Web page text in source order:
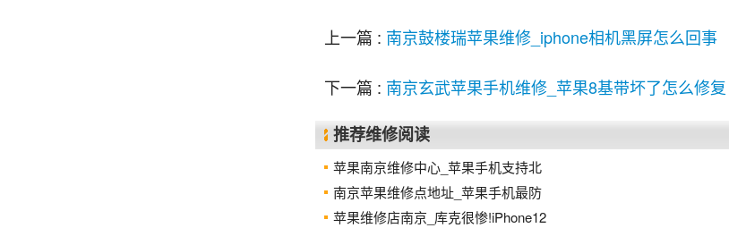
上一篇 : 南京鼓楼瑞苹果维修_iphone相机黑屏怎么回事
下一篇 : 南京玄武苹果手机维修_苹果8基带坏了怎么修复
推荐维修阅读
苹果南京维修中心_苹果手机支持北
南京苹果维修点地址_苹果手机最防
苹果维修店南京_库克很惨!iPhone12